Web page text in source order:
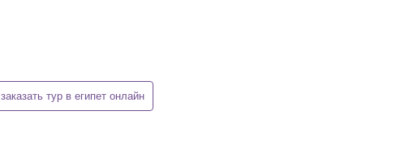
заказать тур в египет онлайн